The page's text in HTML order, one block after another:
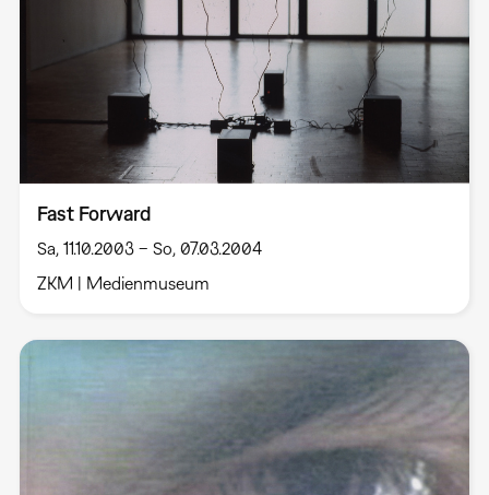
Fast Forward
Sa, 11.10.2003 – So, 07.03.2004
ZKM | Medienmuseum